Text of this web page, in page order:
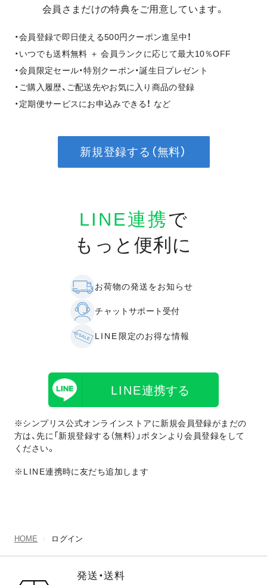
会員さまだけの特典をご用意しています。
・会員登録で即日使える500円クーポン進呈中！
・いつでも送料無料 ＋ 会員ランクに応じて最大10％OFF
・会員限定セール・特別クーポン・誕生日プレゼント
・ご購入履歴、ご配送先やお気に入り商品の登録
・定期便サービスにお申込みできる！ など
新規登録する（無料）
LINE連携で
もっと便利に
お荷物の発送をお知らせ
チャットサポート受付
LINE 限定のお得な情報
LINE連携する
※シンプリス公式オンラインストアに新規会員登録がまだの
方は、先に「新規登録する（無料）」ボタンより会員登録をして
ください。
※LINE連携時に友だち追加します
HOME ログイン
発送・送料